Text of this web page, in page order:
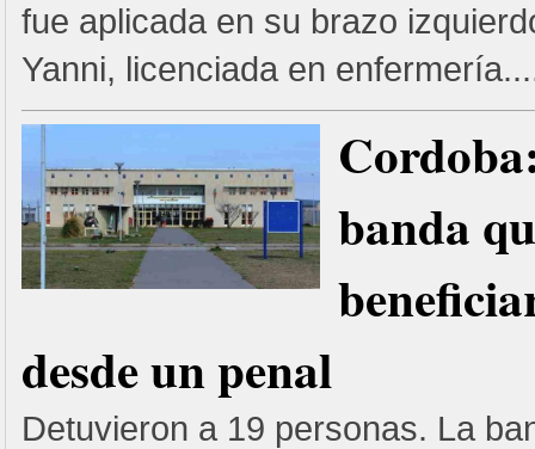
fue aplicada en su brazo
Yanni, licenciada en
banda
desde un penal
Detuvieron a 19 personas. La